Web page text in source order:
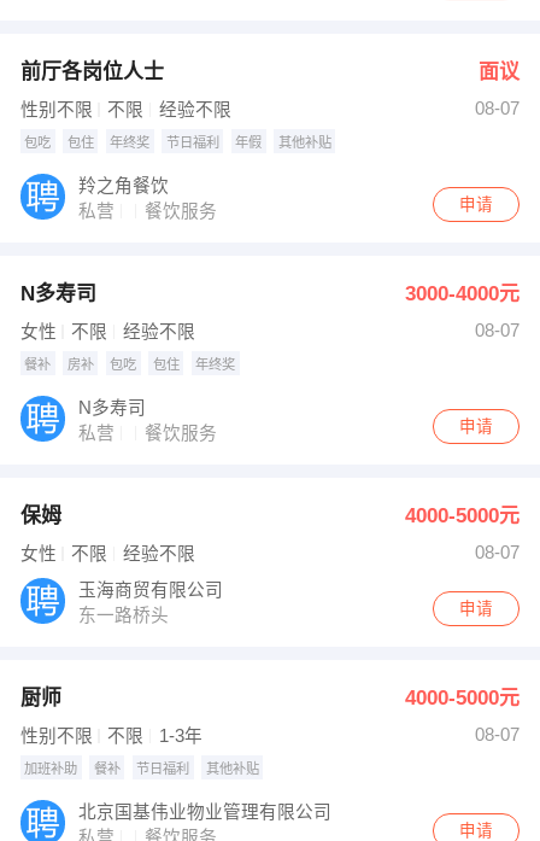
前厅各岗位人士 面议
性别不限 不限 经验不限 08-07
包吃 包住 年终奖 节日福利 年假 其他补贴
羚之角餐饮
私营
餐饮服务 申请
N多寿司 3000-4000元
女性 不限 经验不限 08-07
餐补 房补 包吃 包住 年终奖
N多寿司
私营
餐饮服务 申请
保姆 4000-5000元
女性 不限 经验不限
08-07
玉海商贸有限公司
东一路桥头
申请
厨师 4000-5000元
性别不限 不限 1-3年 08-07
加班补助 餐补 节日福利 其他补贴
北京国基伟业物业管理有限公司
申请